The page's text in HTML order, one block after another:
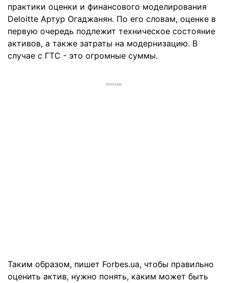
практики оценки и финансового моделирования
Deloitte Артур Огаджанян. По его словам, оценке в
первую очередь подлежит техническое состояние
активов, а также затраты на модернизацию. В
случае с ГТС - это огромные суммы.
РЕКЛАМА
Таким образом, пишет Forbes.ua, чтобы правильно
оценить актив, нужно понять, каким может быть